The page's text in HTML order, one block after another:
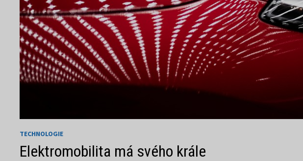
TECHNOLOGIE
Elektromobilita má svého krále